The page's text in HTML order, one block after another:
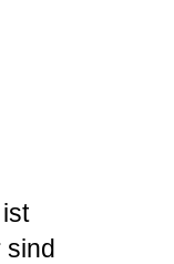
sind